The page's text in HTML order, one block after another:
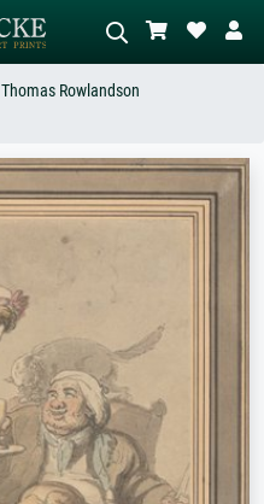
Beschreiben Sie die Szene – z.B. Grüne
Wiese, Abstrakt mit viel Rot, Dunkles
Ölgemälde, Stehender Akt neben einem
Thomas Rowlandson